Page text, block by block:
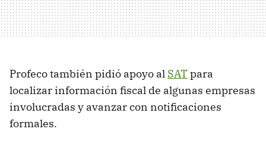
Profeco también pidió apoyo al SATpara
localizar información fiscal de algunas empresas
involucradas y avanzar con notificaciones
formales.